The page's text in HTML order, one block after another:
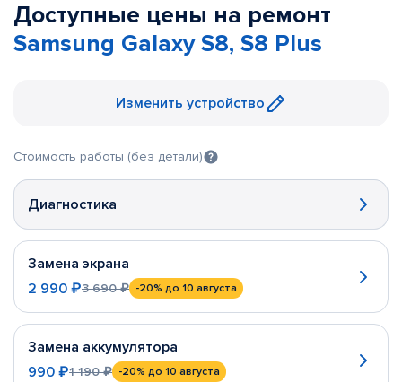
Доступные цены на ремонт
Samsung Galaxy S8, S8 Plus
Изменить устройство
Стоимость работы (без детали)
Диагностика
Замена экрана
2 990 ₽3 690 ₽ -20% до 10 августа
Замена аккумулятора
990 ₽1 190 ₽ -20% до 10 августа